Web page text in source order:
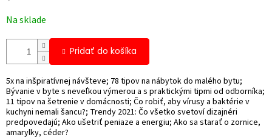
cena:
Na sklade
Pridať do košíka
5x na inšpiratívnej návšteve; 78 tipov na nábytok do malého bytu;
Bývanie v byte s neveľkou výmerou a s praktickými tipmi od odborníka;
11 tipov na šetrenie v domácnosti; Čo robiť, aby vírusy a baktérie v
kuchyni nemali šancu?; Trendy 2021: Čo všetko svetoví dizajnéri
predpovedajú; Ako ušetriť peniaze a energiu; Ako sa starať o zornice,
amarylky, céder?